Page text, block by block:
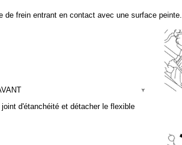
de frein entrant en contact avec une surface peinte.
d'étanchéité et détacher le flexible